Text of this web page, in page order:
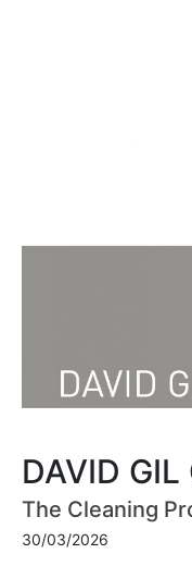
DAVID
The Cleaning
30/03/2026